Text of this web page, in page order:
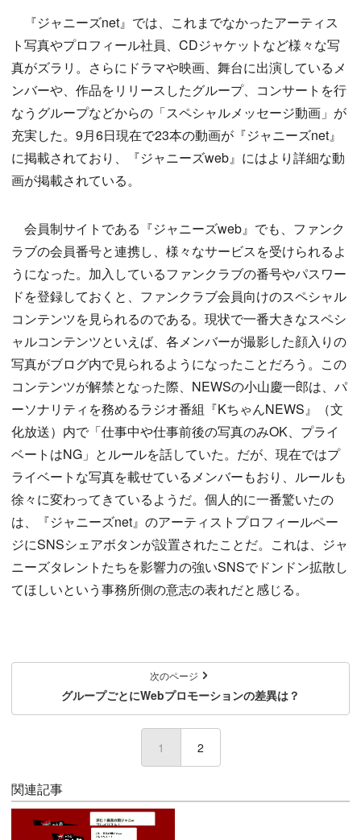
『ジャニーズnet』では、これまでなかったアーティス
ト写真やプロフィール社員、CDジャケットなど様々な写
真がズラリ。さらにドラマや映画、舞台に出演しているメ
ンバーや、作品をリリースしたグループ、コンサートを行
なうグループなどからの「スペシャルメッセージ動画」が
充実した。9月6日現在で23本の動画が『ジャニーズnet』
に掲載されており、『ジャニーズweb』にはより詳細な動
画が掲載されている。
会員制サイトである『ジャニーズweb』でも、ファンク
ラブの会員番号と連携し、様々なサービスを受けられるよ
うになった。加入しているファンクラブの番号やパスワー
ドを登録しておくと、ファンクラブ会員向けのスペシャル
コンテンツを見られるのである。現状で一番大きなスペシ
ャルコンテンツといえば、各メンバーが撮影した顔入りの
写真がブログ内で見られるようになったことだろう。この
コンテンツが解禁となった際、NEWSの小山慶一郎は、パ
ーソナリティを務めるラジオ番組『KちゃんNEWS』（文
化放送）内で「仕事中や仕事前後の写真のみOK、プライ
ベートはNG」とルールを話していた。だが、現在ではプ
ライベートな写真を載せているメンバーもおり、ルールも
徐々に変わってきているようだ。個人的に一番驚いたの
は、『ジャニーズnet』のアーティストプロフィールペー
ジにSNSシェアボタンが設置されたことだ。これは、ジャ
ニーズタレントたちを影響力の強いSNSでドンドン拡散し
てほしいという事務所側の意志の表れだと感じる。
次のページ
グループごとにWebプロモーションの差異は？
1 (current)
2
関連記事